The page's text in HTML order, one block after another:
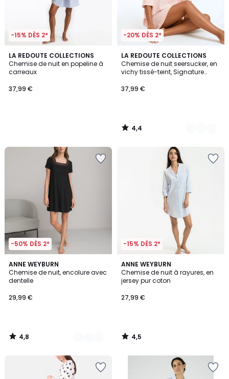
-15% DÈS 2*
LA REDOUTE COLLECTIONS
Chemise de nuit en popeline à
carreaux
37,99 €
-20% DÈS 2*
LA REDOUTE COLLECTIONS
Chemise de nuit seersucker, en
vichy tissé-teint, Signature
37,99 €
4,4
/ 5
2
Couleurs
4,4
/
-50% DÈS 2*
ANNE WEYBURN
Chemise de nuit, encolure avec
dentelle
29,99 €
4,8
/ 5
2
Couleurs
4,8
/
-15% DÈS 2*
ANNE WEYBURN
Chemise de nuit à rayures, en
jersey pur coton
27,99 €
4,5
/ 5
4,5
/